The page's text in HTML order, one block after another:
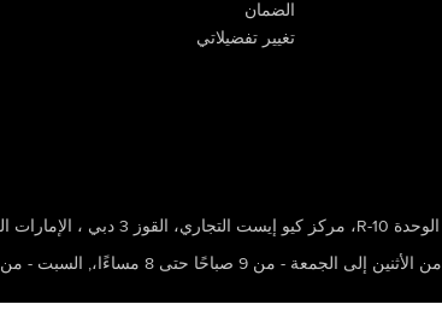
الضمان
تغيير تفضيلاتي
الوحدة R-10، مركز كيو إيست التجاري، القوز 3 دبي ، الإمارات العربية المتحدة 502626
من الأثنين إلى الجمعة - من 9 صباحًا حتى 8 مساءًا، , السبت - من 10 صباحًا حتى 8 مساءًا،